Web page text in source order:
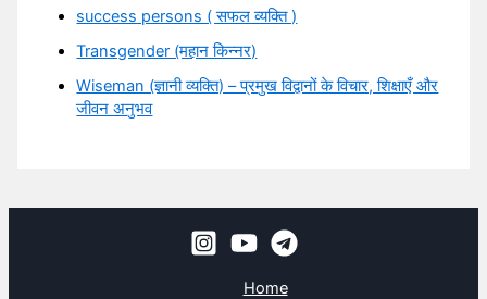
success persons ( सफल व्यक्ति )
Transgender (महान किन्नर)
Wiseman (ज्ञानी व्यक्ति) – प्रमुख विद्वानों के विचार, शिक्षाएँ और
जीवन अनुभव
Home